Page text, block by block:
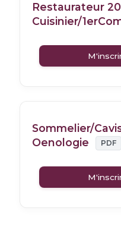
Restaurateur
Cuisinier/
Sommelier/
Oenologie
PDF